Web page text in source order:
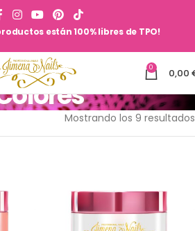
están 100% libres de TPO!
0 0,00
Mostrando los 9 resultados